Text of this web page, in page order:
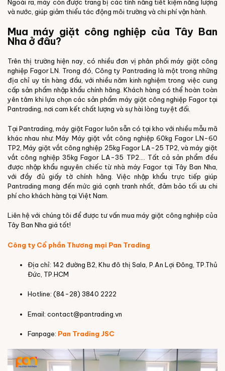
Ngoài ra, máy còn được trang bị các tính năng tiết kiệm năng lượng
và nước, giúp giảm thiểu tác động môi trường và chi phí vận hành.
Mua máy giặt công nghiệp của Tây Ban
Nha ở đâu?
Trên thị trường hiện nay, có nhiều đơn vị phân phối máy giặt công
nghiệp Fagor LN. Trong đó, Công ty Pantrading là một trong những
địa chỉ uy tín hàng đầu, với nhiều năm kinh nghiệm trong việc cung
cấp sản phẩm nhập khẩu chính hãng. Khách hàng có thể hoàn toàn
yên tâm khi lựa chọn các sản phẩm máy giặt công nghiệp Fagor tại
Pantrading, nơi cam kết chất lượng và sự hài lòng tuyệt đối.
Tại Pantrading, máy giặt Fagor luôn sẵn có tại kho với nhiều mẫu mã
khác nhau như: Máy Máy giặt vắt công nghiệp 60kg Fagor LN-60
TP2, Máy giặt vắt công nghiệp 25kg Fagor LA-25 TP2, và máy giặt
vắt công nghiệp 35kg Fagor LA-35 TP2…. Tất cả sản phẩm đều
được nhập khẩu nguyên chiếc từ nhà máy Fagor tại Tây Ban Nha,
với đầy đủ giấy tờ chính hãng. Việc nhập khẩu trực tiếp giúp
Pantrading mang đến mức giá cạnh tranh nhất, đảm bảo tối ưu chi
phí cho khách hàng tại Việt Nam.
Liên hệ với chúng tôi để được tư vấn mua máy giặt công nghiệp của
Tây Ban Nha giá tốt!
Công ty Cổ phần Thương mại Pan Trading
Địa chỉ: 142 đường B2, Khu đô thị Sala, P.An Lợi Đông, TP.Thủ
Đức, TP.HCM
Hotline: (84-28) 3840 2222
Email: contact@pantrading.vn
Fanpage: Pan Trading JSC